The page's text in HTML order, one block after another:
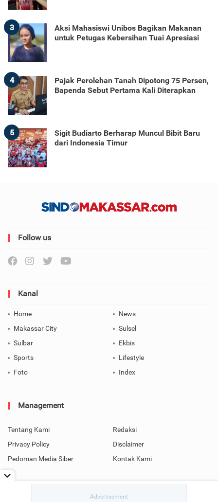
3
Aksi Mahasiswi Unibos Bagikan Makanan
untuk Petugas Kebersihan Tuai Apresiasi
4
Pajak Perolehan Tanah Dipotong 75 Persen,
Bapenda Sebut Pertama Kali Diterapkan
5
Sigit Budiarto Berharap Muncul Bibit Baru
dari Indonesia Timur
Follow us
Kanal
Home
News
Makassar City
Sulsel
Sulbar
Ekbis
Sports
Lifestyle
Foto
Index
Management
Tentang Kami
Redaksi
Privacy Policy
Disclaimer
Pedoman Media Siber
Kontak Kami
Copyright © 2026 SindoMakassar All Rights Reserved.